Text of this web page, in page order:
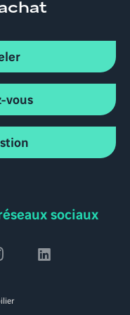
vous
sociaux
Voir